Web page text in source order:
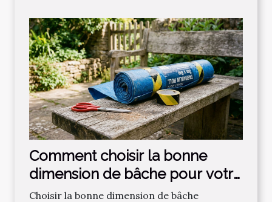
Comment choisir la bonne
dimension de bâche pour votre
projet ?
Choisir la bonne dimension de bâche